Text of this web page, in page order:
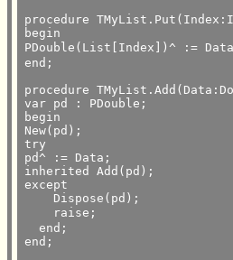
procedure
begin
PDouble(List[Index])^ := Data;		// Listプロパティをキャストして、データを
end;
procedure
var pd : PDouble;
begin
New(pd);
try
pd^ := Data;
inherited Add(pd);
except
    Dispose(pd);
    raise;				// エラーの再生成
  end;
end;